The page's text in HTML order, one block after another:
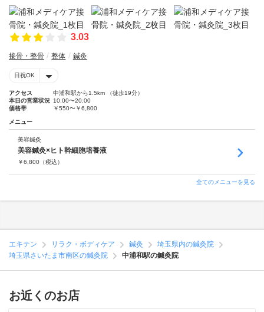
3.03
接骨・整骨 整体 鍼灸
日祝OK
アクセス
中浦和駅から1.5km （徒歩19分）
本日の営業状況 10:00〜20:00
価格帯
￥550〜￥6,800
メニュー
美容鍼灸
美容鍼灸×ヒト幹細胞培養液
￥6,800 （税込）
全てのメニューを見る
エキテン リラク・ボディケア 鍼灸
埼玉県内の鍼灸院
埼玉県さいたま市南区の鍼灸院
中浦和駅の鍼灸院
お近くのお店